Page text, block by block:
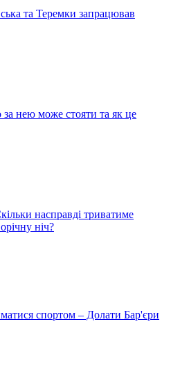
та Теремки запрацював
за нею може стояти та як це
насправді триватиме
ніч?
спортом – Долати Бар'єри